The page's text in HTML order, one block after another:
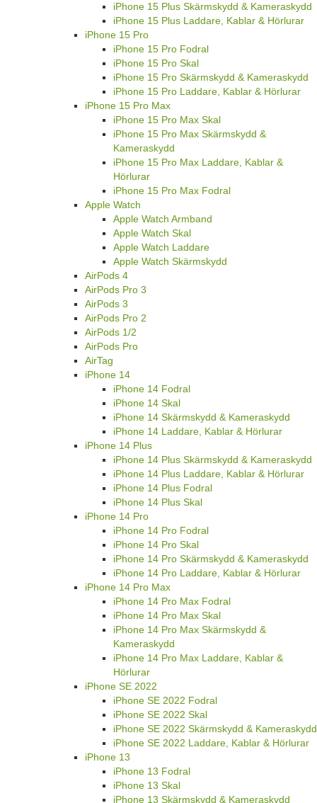
iPhone 15 Plus Skärmskydd & Kameraskydd
iPhone 15 Plus Laddare, Kablar & Hörlurar
iPhone 15 Pro
iPhone 15 Pro Fodral
iPhone 15 Pro Skal
iPhone 15 Pro Skärmskydd & Kameraskydd
iPhone 15 Pro Laddare, Kablar & Hörlurar
iPhone 15 Pro Max
iPhone 15 Pro Max Skal
iPhone 15 Pro Max Skärmskydd &
Kameraskydd
iPhone 15 Pro Max Laddare, Kablar &
Hörlurar
iPhone 15 Pro Max Fodral
Apple Watch
Apple Watch Armband
Apple Watch Skal
Apple Watch Laddare
Apple Watch Skärmskydd
AirPods 4
AirPods Pro 3
AirPods 3
AirPods Pro 2
AirPods 1/2
AirPods Pro
AirTag
iPhone 14
iPhone 14 Fodral
iPhone 14 Skal
iPhone 14 Skärmskydd & Kameraskydd
iPhone 14 Laddare, Kablar & Hörlurar
iPhone 14 Plus
iPhone 14 Plus Skärmskydd & Kameraskydd
iPhone 14 Plus Laddare, Kablar & Hörlurar
iPhone 14 Plus Fodral
iPhone 14 Plus Skal
iPhone 14 Pro
iPhone 14 Pro Fodral
iPhone 14 Pro Skal
iPhone 14 Pro Skärmskydd & Kameraskydd
iPhone 14 Pro Laddare, Kablar & Hörlurar
iPhone 14 Pro Max
iPhone 14 Pro Max Fodral
iPhone 14 Pro Max Skal
iPhone 14 Pro Max Skärmskydd &
Kameraskydd
iPhone 14 Pro Max Laddare, Kablar &
Hörlurar
iPhone SE 2022
iPhone SE 2022 Fodral
iPhone SE 2022 Skal
iPhone SE 2022 Skärmskydd & Kameraskydd
iPhone SE 2022 Laddare, Kablar & Hörlurar
iPhone 13
iPhone 13 Fodral
iPhone 13 Skal
iPhone 13 Skärmskydd & Kameraskydd